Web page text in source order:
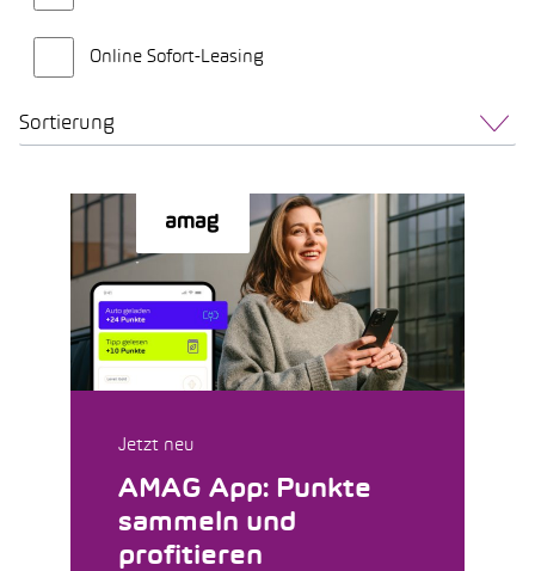
Online Sofort-Leasing
Sortierung
Jetzt neu
AMAG App: Punkte
sammeln und
profitieren